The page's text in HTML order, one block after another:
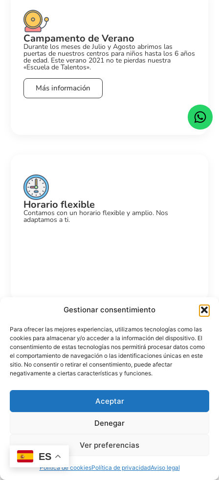
Gestionar consentimiento
Para ofrecer las mejores experiencias, utilizamos tecnologías como las
cookies para almacenar y/o acceder a la información del dispositivo. El
consentimiento de estas tecnologías nos permitirá procesar datos como
el comportamiento de navegación o las identificaciones únicas en este
sitio. No consentir o retirar el consentimiento, puede afectar
negativamente a ciertas características y funciones.
Aceptar
Denegar
Ver preferencias
Política de cookiesPolítica de privacidadAviso legal
Campamento de Verano
Durante los meses de Julio y Agosto abrimos las
puertas de nuestros centros para niños hasta los 6 años
de edad. Este verano 2021 no te pierdas nuestra
«Escuela de Talentos».
Más información
Horario flexible
Contamos con un horario flexible y amplio. Nos
adaptamos a ti.
Becas y ayudas
Las familias podrán beneficiarse de las becas para
correspondiente.
ES